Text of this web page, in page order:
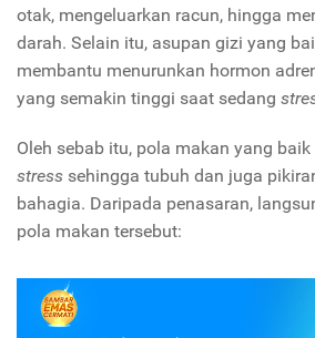
otak, mengeluarkan racun, hingga
darah. Selain itu, asupan gizi yang
membantu menurunkan hormon
yang semakin tinggi saat sedang
Oleh sebab itu, pola makan yang
stress sehingga tubuh dan juga
bahagia. Daripada penasaran,
pola makan tersebut: